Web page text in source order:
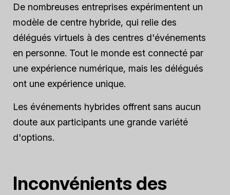
De nombreuses entreprises expérimentent un
modèle de centre hybride, qui relie des
délégués virtuels à des centres d'événements
en personne. Tout le monde est connecté par
une expérience numérique, mais les délégués
ont une expérience unique.
Les événements hybrides offrent sans aucun
doute aux participants une grande variété
d'options.
Inconvénients des